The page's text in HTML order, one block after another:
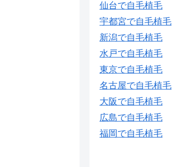
仙台で自毛植毛
宇都宮で自毛植毛
新潟で自毛植毛
水戸で自毛植毛
東京で自毛植毛
名古屋で自毛植毛
大阪で自毛植毛
広島で自毛植毛
福岡で自毛植毛